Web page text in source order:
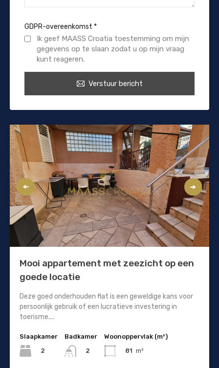
GDPR-overeenkomst *
Ik geef MAASS Croatia toestemming om mijn
gegevens op te slaan zodat u op mijn vraag
kunt reageren.
Verstuur bericht
Mooi appartement met zeezicht op een
goede locatie
Deze goed onderhouden flat is een geweldige kans voor
persoonlijk gebruik of een lucratieve investering in
toerisme....
Slaapkamer
2
Badkamer
2
Woonoppervlak (m²)
81 m²